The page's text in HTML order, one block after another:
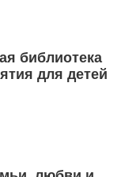
библиотека
для детей